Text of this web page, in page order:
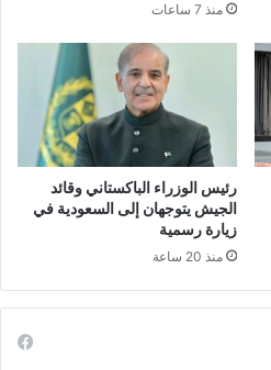
منذ 7 ساعات
رئيس الوزراء الباكستاني وقائد
الجيش يتوجهان إلى السعودية في
زيارة رسمية
منذ 20 ساعة